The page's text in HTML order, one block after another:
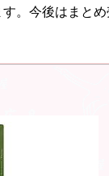
。今後はまと